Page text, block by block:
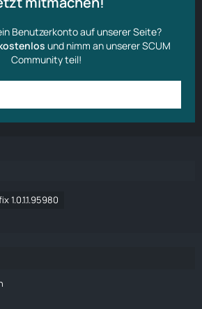
Benutzerkonto auf unserer Seite?
und nimm an unserer SCUM
Community teil!
1.0.1.1.95980